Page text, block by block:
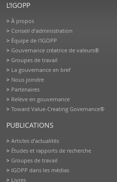
L’IGOPP
À propos
Conseil d’administration
Équipe de l'IGOPP
Gouvernance créatrice de valeurs®
Groupes de travail
La gouvernance en bref
Nous joindre
Partenaires
Relève en gouvernance
Toward Value-Creating Governance®
PUBLICATIONS
Articles d’actualités
Études et rapports de recherche
Groupes de travail
IGOPP dans les médias
Livres